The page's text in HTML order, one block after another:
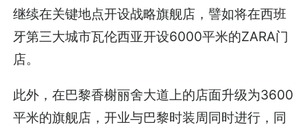
继续在关键地点开设战略旗舰店，譬如将在西班
牙第三大城市瓦伦西亚开设6000平米的ZARA门
店。
此外，在巴黎香榭丽舍大道上的店面升级为3600
平米的旗舰店，开业与巴黎时装周同时进行，同